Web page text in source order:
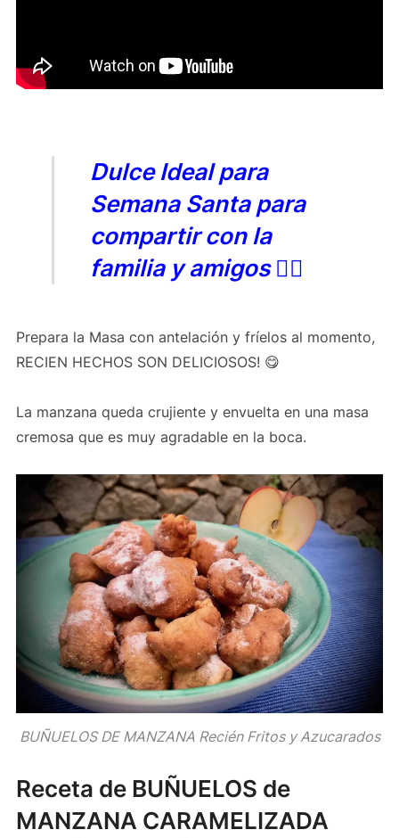
Dulce Ideal para
Semana Santa para
compartir con la
familia y amigos 👍🏻
Prepara la Masa con antelación y fríelos al momento,
RECIEN HECHOS SON DELICIOSOS! 😋
La manzana queda crujiente y envuelta en una masa
cremosa que es muy agradable en la boca.
BUÑUELOS DE MANZANA Recién Fritos y Azucarados
Receta de BUÑUELOS de
MANZANA CARAMELIZADA